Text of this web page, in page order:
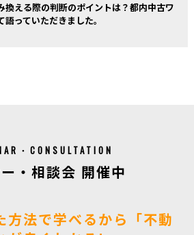
換える際の判断のポイントは？都内中古ワ
っていただきました。
・CONSULTATION
・相談会 開催中
方法で学べるから「不動